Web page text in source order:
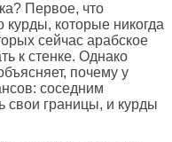
Первое, что
курды, которые никогда
сейчас арабское
к стенке. Однако
почему у
соседним
свои границы, и курды